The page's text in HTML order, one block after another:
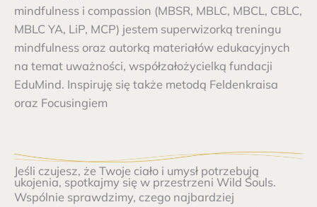
mindfulness i compassion (MBSR, MBLC, MBCL, CBLC,
MBLC YA, LiP, MCP) jestem superwizorką treningu
mindfulness oraz autorką materiałów edukacyjnych
na temat uważności, współzałożycielką fundacji
EduMind. Inspiruję się także metodą Feldenkraisa
oraz Focusingiem
Jeśli czujesz, że Twoje ciało i umysł potrzebują
ukojenia, spotkajmy się w przestrzeni Wild Souls.
Wspólnie sprawdzimy, czego najbardziej